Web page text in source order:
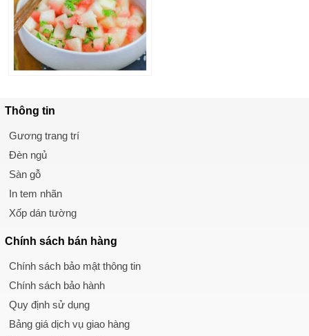
Thông tin
Gương trang trí
Đèn ngủ
Sàn gỗ
In tem nhãn
Xốp dán tường
Chính sách bán hàng
Chính sách bảo mật thông tin
Chính sách bảo hành
Quy định sử dụng
Bảng giá dịch vụ giao hàng